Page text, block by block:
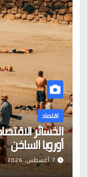
اقتصاد
الخسائر
أوروبا الساخن
7 أغسطس، 2026